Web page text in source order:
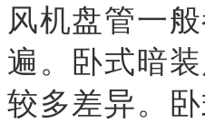
风机盘管一
遍。卧式暗
较多差异。